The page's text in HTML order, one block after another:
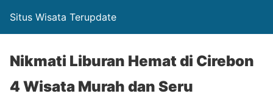
Situs Wisata Terupdate
Nikmati Liburan Hemat di Cirebon
4 Wisata Murah dan Seru